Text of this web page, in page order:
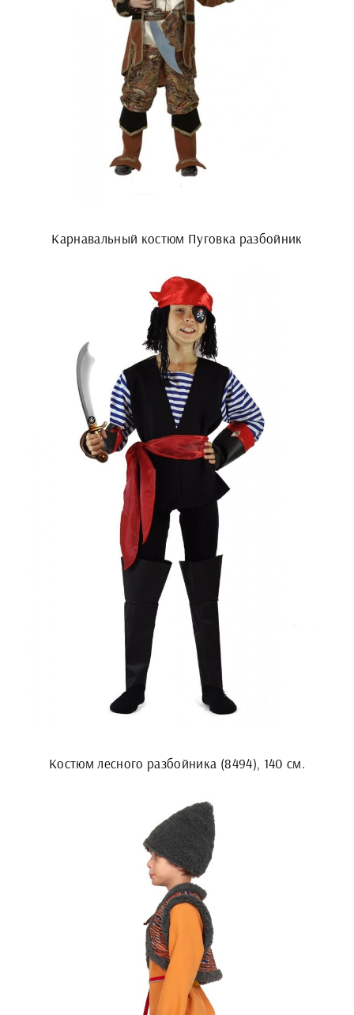
Карнавальный костюм Пуговка разбойник
Костюм лесного разбойника (8494), 140 см.